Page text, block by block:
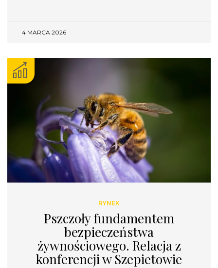
4 MARCA 2026
RYNEK
Pszczoły fundamentem
bezpieczeństwa
żywnościowego. Relacja z
konferencji w Szepietowie